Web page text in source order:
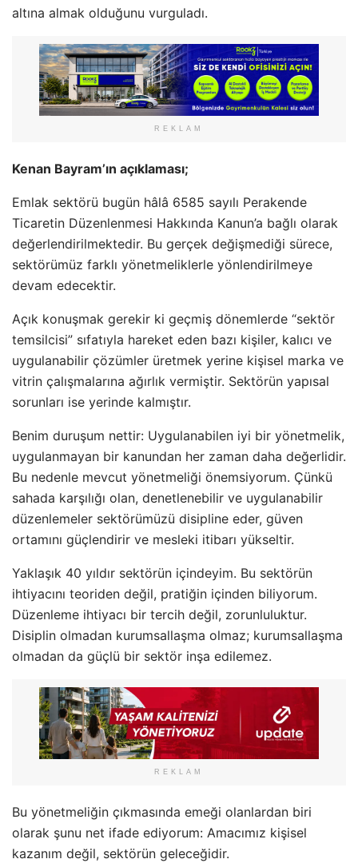
altına almak olduğunu vurguladı.
REKLAM
Kenan Bayram’ın açıklaması;
Emlak sektörü bugün hâlâ 6585 sayılı Perakende
Ticaretin Düzenlenmesi Hakkında Kanun’a bağlı olarak
değerlendirilmektedir. Bu gerçek değişmediği sürece,
sektörümüz farklı yönetmeliklerle yönlendirilmeye
devam edecektir.
Açık konuşmak gerekir ki geçmiş dönemlerde “sektör
temsilcisi” sıfatıyla hareket eden bazı kişiler, kalıcı ve
uygulanabilir çözümler üretmek yerine kişisel marka ve
vitrin çalışmalarına ağırlık vermiştir. Sektörün yapısal
sorunları ise yerinde kalmıştır.
Benim duruşum nettir: Uygulanabilen iyi bir yönetmelik,
uygulanmayan bir kanundan her zaman daha değerlidir.
Bu nedenle mevcut yönetmeliği önemsiyorum. Çünkü
sahada karşılığı olan, denetlenebilir ve uygulanabilir
düzenlemeler sektörümüzü disipline eder, güven
ortamını güçlendirir ve mesleki itibarı yükseltir.
Yaklaşık 40 yıldır sektörün içindeyim. Bu sektörün
ihtiyacını teoriden değil, pratiğin içinden biliyorum.
Düzenleme ihtiyacı bir tercih değil, zorunluluktur.
Disiplin olmadan kurumsallaşma olmaz; kurumsallaşma
olmadan da güçlü bir sektör inşa edilemez.
REKLAM
Bu yönetmeliğin çıkmasında emeği olanlardan biri
olarak şunu net ifade ediyorum: Amacımız kişisel
kazanım değil, sektörün geleceğidir.